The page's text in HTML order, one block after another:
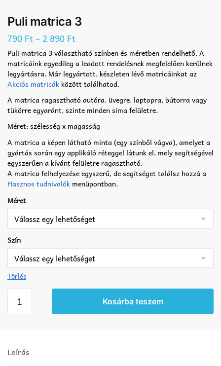
Puli matrica 3
790 Ft– 2 890 Ft
Puli matrica 3 választható színben és méretben rendelhető. A
matricáink egyedileg a leadott rendelésnek megfelelően kerülnek
legyártásra. Már legyártott, készleten lévő matricáinkat az
Akciós matricák között találhatod.
A matrica ragasztható autóra, üvegre, laptopra, bútorra vagy
tükörre egyaránt, szinte minden sima felületre.
Méret: szélesség x magasság
A matrica a képen látható minta (egy színből vágva), amelyet a
gyártás során egy applikáló réteggel látunk el, mely segítségével
egyszerűen a kívánt felületre ragasztható.
A matrica felhelyezése egyszerű, de segítséget találsz hozzá a
Hasznos tudnivalók menüpontban.
Méret
Szín
Törlés
matrica
3
Kosárba teszem
Leírás